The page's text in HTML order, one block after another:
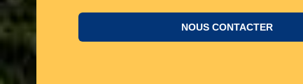
NOUS CONTACTER